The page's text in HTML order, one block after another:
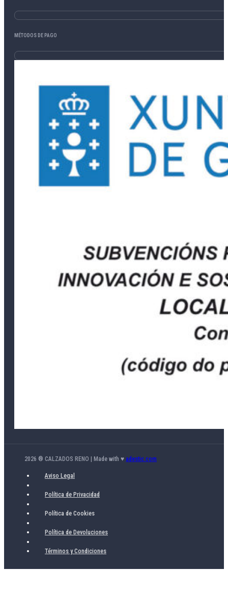
MÉTODOS DE PAGO
2026 ® CALZADOS RENO | Made with ♥ adestic.com
Aviso Legal
Política de Privacidad
Política de Cookies
Política de Devoluciones
Términos y Condiciones